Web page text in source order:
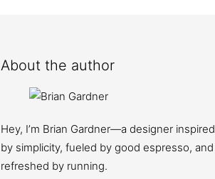
About the author
Hey, I’m Brian Gardner—a designer inspired
by simplicity, fueled by good espresso, and
refreshed by running.